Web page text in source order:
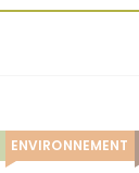
ENVIRONNEMENT